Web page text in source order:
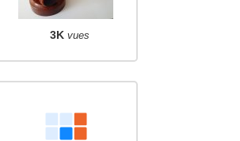
3K vues